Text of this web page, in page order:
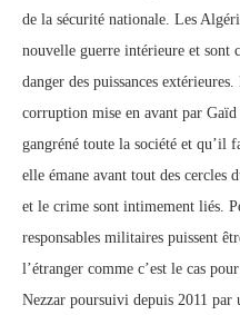
de la sécurité nationale. Les
nouvelle guerre intérieure et sont
danger des puissances
corruption mise en avant par
gangréné toute la société et qu’il
elle émane avant tout des cercles
et le crime sont intimement liés.
responsables militaires puissent
l’étranger comme c’est le cas
Nezzar poursuivi depuis 2011